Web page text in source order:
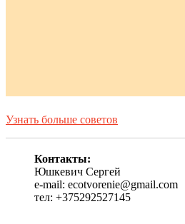
Узнать больше советов
Контакты:
Юшкевич Сергей
e-mail: ecotvorenie@gmail.com
тел: +375292527145